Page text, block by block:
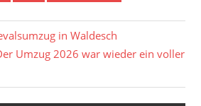
in Waldesch
Umzug 2026 war wieder ein voller